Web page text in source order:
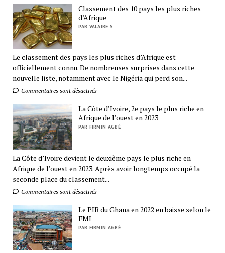
Classement des 10 pays les plus riches
d’Afrique
PAR VALAIRE S
Le classement des pays les plus riches d’Afrique est
officiellement connu. De nombreuses surprises dans cette
nouvelle liste, notamment avec le Nigéria qui perd son...
Commentaires sont désactivés
La Côte d’Ivoire, 2e pays le plus riche en
Afrique de l’ouest en 2023
PAR FIRMIN AGBÉ
La Côte d’Ivoire devient le deuxième pays le plus riche en
Afrique de l’ouest en 2023. Après avoir longtemps occupé la
seconde place du classement...
Commentaires sont désactivés
Le PIB du Ghana en 2022 en baisse selon le
FMI
PAR FIRMIN AGBÉ